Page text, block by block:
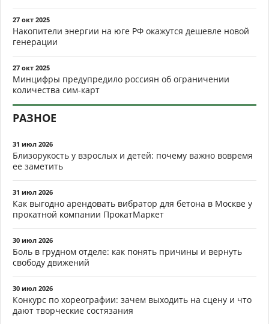
27 окт 2025
Накопители энергии на юге РФ окажутся дешевле новой
генерации
27 окт 2025
Минцифры предупредило россиян об ограничении
количества сим-карт
РАЗНОЕ
31 июл 2026
Близорукость у взрослых и детей: почему важно вовремя
ее заметить
31 июл 2026
Как выгодно арендовать вибратор для бетона в Москве у
прокатной компании ПрокатМаркет
30 июл 2026
Боль в грудном отделе: как понять причины и вернуть
свободу движений
30 июл 2026
Конкурс по хореографии: зачем выходить на сцену и что
дают творческие состязания